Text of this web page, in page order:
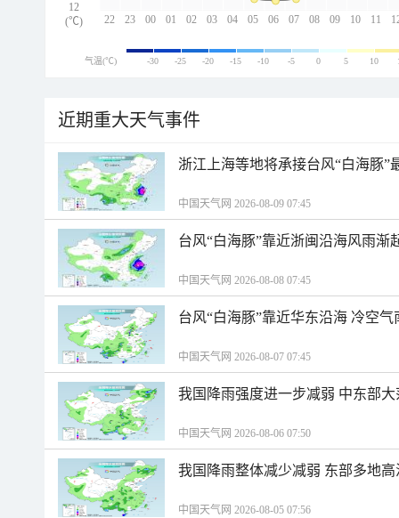
22 23 00 01 02 03 04 05 06 07 08 09 10 11
12
(℃)
气温(℃) -30 -25 -20 -15 -10 -5 0 5 10
近期重大天气事件
浙江上海等地将承接台风“白海豚”
中国天气网 2026-08-09 07:45
台风“白海豚”靠近浙闽沿海风雨渐
中国天气网 2026-08-08 07:45
台风“白海豚”靠近华东沿海 冷空
中国天气网 2026-08-07 07:45
我国降雨强度进一步减弱 中东部
中国天气网 2026-08-06 07:50
我国降雨整体减少减弱 东部多地
中国天气网 2026-08-05 07:56